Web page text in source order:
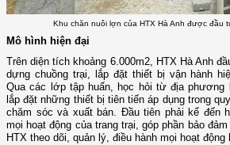
Khu chăn nuôi lợn của HTX Hà Anh được đầu
Mô hình hiện đại
Trên diện tích khoảng 6.000m2, HTX Hà Anh
dựng chuồng trại, lắp đặt thiết bị vận hành
Qua các lớp tập huấn, học hỏi từ địa
lắp đặt những thiết bị tiên tiến áp dụng trong
chăm sóc và xuất bán. Đầu tiên phải kể đến
mọi hoạt động của trang trại, góp phần bảo
HTX theo dõi, quản lý, điều hành mọi hoạt